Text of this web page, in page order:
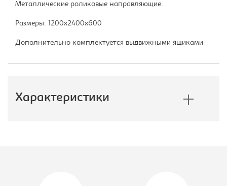
Металлические роликовые направляющие.
Размеры: 1200х2400х600
Дополнительно комплектуется выдвижными ящиками
Характеристики